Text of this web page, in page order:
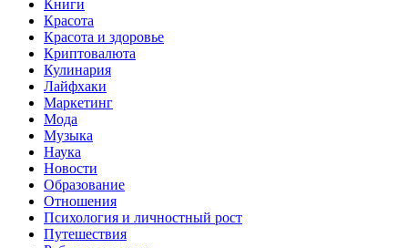
Книги
Красота
Красота и здоровье
Криптовалюта
Кулинария
Лайфхаки
Маркетинг
Мода
Музыка
Наука
Новости
Образование
Отношения
Психология и личностный рост
Путешествия